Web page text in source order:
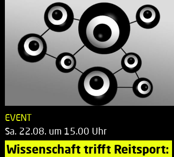
EVENT
Sa. 22.08. um 15.00 Uhr
Wissenschaft trifft Reitsport: